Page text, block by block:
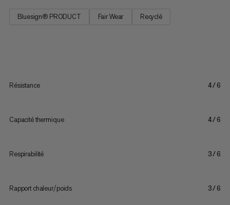
Bluesign® PRODUCT Fair Wear Recyclé
Résistance 4/6
Capacité thermique 4/6
Respirabilité 3/6
Rapport chaleur/poids 3/6